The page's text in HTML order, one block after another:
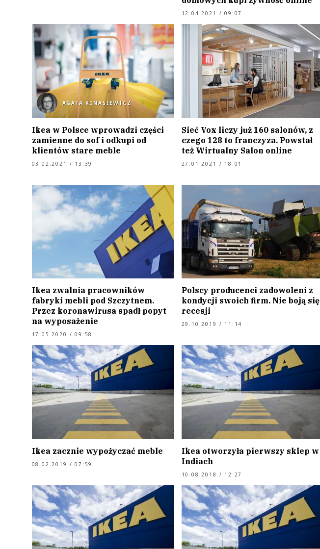
12.04.2021 / 09:07
AGATA KINASIEWICZ
Ikea w Polsce wprowadzi części
zamienne do sof i odkupi od
klientów stare meble
03.02.2021 / 13:39
Sieć Vox liczy już 160 salonów, z
czego 128 to franczyza. Powstał
też Wirtualny Salon online
27.01.2021 / 18:01
Ikea zwalnia pracowników
fabryki mebli pod Szczytnem.
Przez koronawirusa spadł popyt
na wyposażenie
17.05.2020 / 09:58
Polscy producenci zadowoleni z
kondycji swoich firm. Nie boją się
recesji
29.10.2019 / 11:14
Ikea zacznie wypożyczać meble
08.02.2019 / 07:59
Ikea otworzyła pierwszy sklep w
Indiach
10.08.2018 / 12:27